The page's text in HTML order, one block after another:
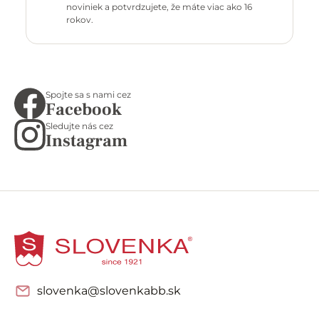
noviniek a potvrdzujete, že máte viac ako 16
rokov.
Spojte sa s nami cez
Facebook
Sledujte nás cez
Instagram
slovenka@slovenkabb.sk